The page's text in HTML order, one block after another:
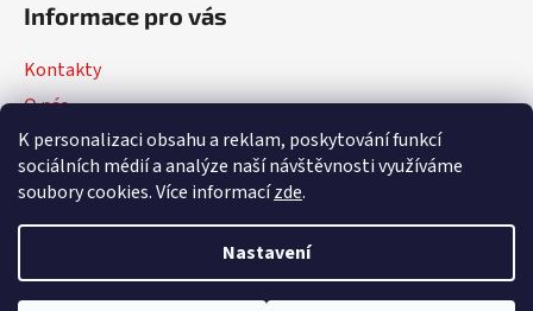
K personalizaci obsahu a reklam, poskytování funkcí
sociálních médií a analýze naší návštěvnosti využíváme
soubory cookies. Více informacízde.
Nastavení
Informace pro vás
Kontakty
O nás
Jak nakupovat
Obchodní podmínky